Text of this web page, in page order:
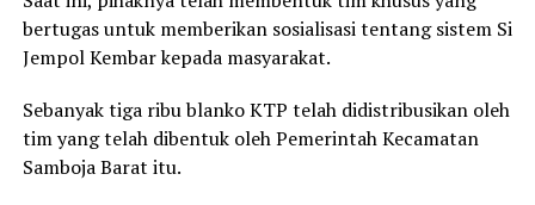
bertugas untuk memberikan sosialisasi tentang sistem Si
Jempol Kembar kepada masyarakat.
Sebanyak tiga ribu blanko KTP telah didistribusikan oleh
tim yang telah dibentuk oleh Pemerintah Kecamatan
Samboja Barat itu.